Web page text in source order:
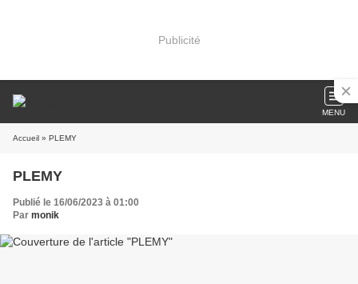
Publicité
MENU
Accueil » PLEMY
PLEMY
Publié le 16/06/2023 à 01:00
Par monik